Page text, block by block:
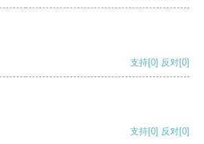
支持[0] 反对[0]
支持[0] 反对[0]